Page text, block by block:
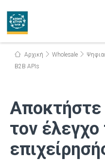
Αρχική Wholesale
B2B APIs
τον έλεγχο